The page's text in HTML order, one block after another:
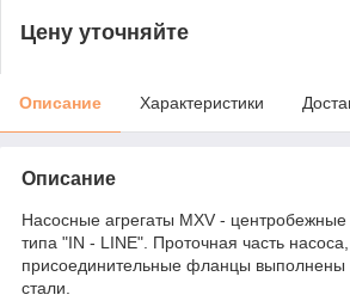
Цену уточняйте
Описание Характеристики
Описание
Насосные агрегаты MXV - центробежные
типа "IN - LINE". Проточная часть
присоединительные фланцы
стали.